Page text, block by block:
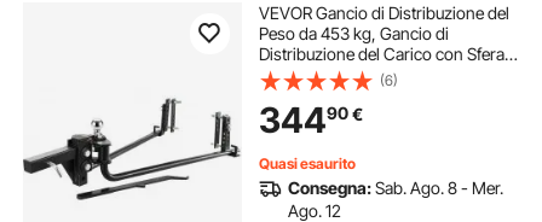
VEVOR Gancio di Distribuzione del
Peso da 453 kg, Gancio di
Distribuzione del Carico con Sfera,
Controllo dell'Oscillazione del
Rimorchio per Livellamento del
Carico, Verniciato a Polvere, Nero
(6)
34490€
Quasi esaurito
Consegna:Sab. Ago. 8 - Mer.
Ago. 12